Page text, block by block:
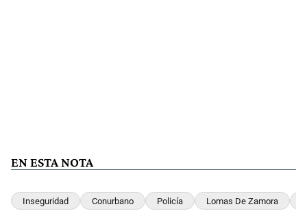
EN ESTA NOTA
Inseguridad Conurbano Policía Lomas De Zamora